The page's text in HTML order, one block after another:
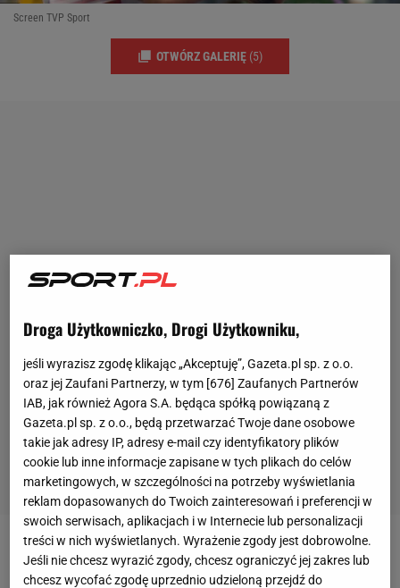
Screen TVP Sport
OTWÓRZ GALERIĘ (5)
Ewa Swobodaniedawno zakończyła zmagania
na halowych mistrzostwach Europy, które odbyły się
Droga Użytkowniczko, Drogi Użytkowniku,
jeśli wyrazisz zgodę klikając „Akceptuję”, Gazeta.pl sp. z o.o.
oraz jej Zaufani Partnerzy, w tym [676] Zaufanych Partnerów
IAB, jak również Agora S.A. będąca spółką powiązaną z
Gazeta.pl sp. z o.o., będą przetwarzać Twoje dane osobowe
takie jak adresy IP, adresy e-mail czy identyfikatory plików
cookie lub inne informacje zapisane w tych plikach do celów
marketingowych, w szczególności na potrzeby wyświetlania
reklam dopasowanych do Twoich zainteresowań i preferencji w
swoich serwisach, aplikacjach i w Internecie lub personalizacji
treści w nich wyświetlanych. Wyrażenie zgody jest dobrowolne.
Jeśli nie chcesz wyrazić zgody, chcesz ograniczyć jej zakres lub
chcesz wycofać zgodę uprzednio udzieloną przejdź do